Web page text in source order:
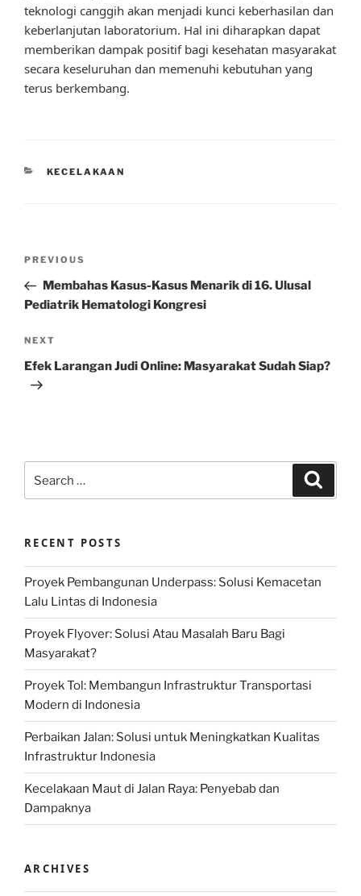
teknologi canggih akan menjadi kunci keberhasilan dan
keberlanjutan laboratorium. Hal ini diharapkan dapat
memberikan dampak positif bagi kesehatan masyarakat
secara keseluruhan dan memenuhi kebutuhan yang
terus berkembang.
CATEGORIES
KECELAKAAN
Previous
Post
PREVIOUS
Membahas Kasus-Kasus Menarik di 16. Ulusal
Pediatrik Hematologi Kongresi
Next
Post
NEXT
Efek Larangan Judi Online: Masyarakat Sudah Siap?
for:
RECENT POSTS
Proyek Pembangunan Underpass: Solusi Kemacetan
Lalu Lintas di Indonesia
Proyek Flyover: Solusi Atau Masalah Baru Bagi
Masyarakat?
Proyek Tol: Membangun Infrastruktur Transportasi
Modern di Indonesia
Perbaikan Jalan: Solusi untuk Meningkatkan Kualitas
Infrastruktur Indonesia
Kecelakaan Maut di Jalan Raya: Penyebab dan
Dampaknya
ARCHIVES